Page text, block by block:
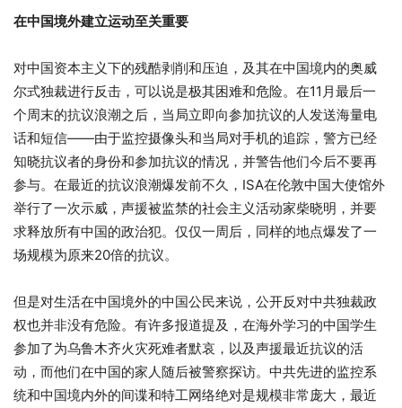
在中国境外建立运动至关重要
对中国资本主义下的残酷剥削和压迫，及其在中国境内的奥威
尔式独裁进行反击，可以说是极其困难和危险。在11月最后一
个周末的抗议浪潮之后，当局立即向参加抗议的人发送海量电
话和短信——由于监控摄像头和当局对手机的追踪，警方已经
知晓抗议者的身份和参加抗议的情况，并警告他们今后不要再
参与。在最近的抗议浪潮爆发前不久，ISA在伦敦中国大使馆外
举行了一次示威，声援被监禁的社会主义活动家柴晓明，并要
求释放所有中国的政治犯。仅仅一周后，同样的地点爆发了一
场规模为原来20倍的抗议。
但是对生活在中国境外的中国公民来说，公开反对中共独裁政
权也并非没有危险。有许多报道提及，在海外学习的中国学生
参加了为乌鲁木齐火灾死难者默哀，以及声援最近抗议的活
动，而他们在中国的家人随后被警察探访。中共先进的监控系
统和中国境内外的间谍和特工网络绝对是规模非常庞大，最近